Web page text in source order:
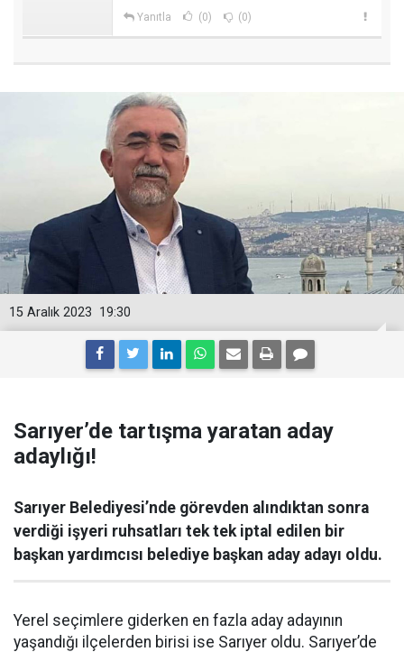
Yanıtla (0) (0)
19:30
15 Aralık 2023
Sarıyer’de tartışma yaratan aday
adaylığı!
Sarıyer Belediyesi’nde görevden alındıktan sonra
verdiği işyeri ruhsatları tek tek iptal edilen bir
başkan yardımcısı belediye başkan aday adayı oldu.
Yerel seçimlere giderken en fazla aday adayının
yaşandığı ilçelerden birisi ise Sarıyer oldu. Sarıyer’de